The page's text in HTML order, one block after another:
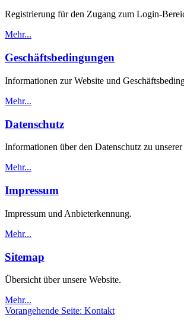
Registrierung für den Zugang zum Login-
Mehr...
Geschäftsbedingungen
Informationen zur Website und
Mehr...
Datenschutz
Informationen über den Datenschutz zu unserer
Mehr...
Impressum
Impressum und Anbieterkennung.
Mehr...
Sitemap
Übersicht über unsere Website.
Mehr...
Vorangehende Seite: Kontakt